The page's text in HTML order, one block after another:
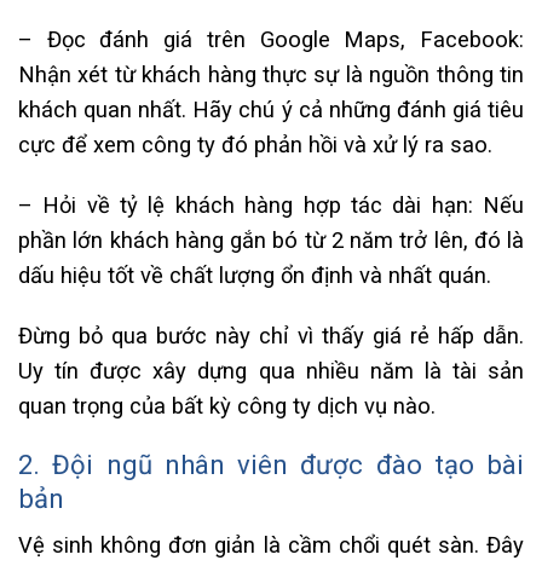
– Đọc đánh giá trên Google Maps, Facebook:
Nhận xét từ khách hàng thực sự là nguồn thông tin
khách quan nhất. Hãy chú ý cả những đánh giá tiêu
cực để xem công ty đó phản hồi và xử lý ra sao.
– Hỏi về tỷ lệ khách hàng hợp tác dài hạn: Nếu
phần lớn khách hàng gắn bó từ 2 năm trở lên, đó là
dấu hiệu tốt về chất lượng ổn định và nhất quán.
Đừng bỏ qua bước này chỉ vì thấy giá rẻ hấp dẫn.
Uy tín được xây dựng qua nhiều năm là tài sản
quan trọng của bất kỳ công ty dịch vụ nào.
2. Đội ngũ nhân viên được đào tạo bài
bản
Vệ sinh không đơn giản là cầm chổi quét sàn. Đây